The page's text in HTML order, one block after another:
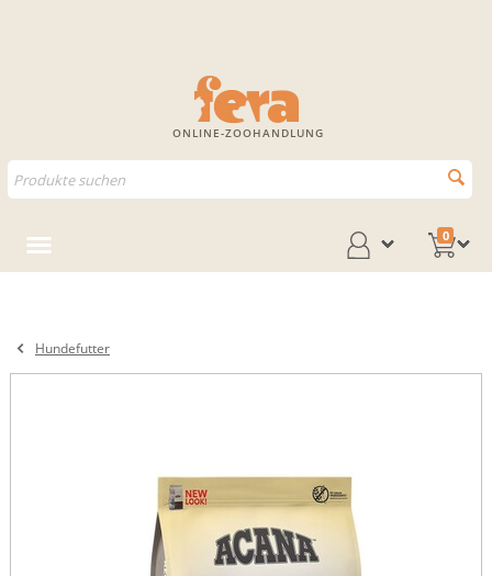
ONLINE-ZOOHANDLUNG
0
Hundefutter